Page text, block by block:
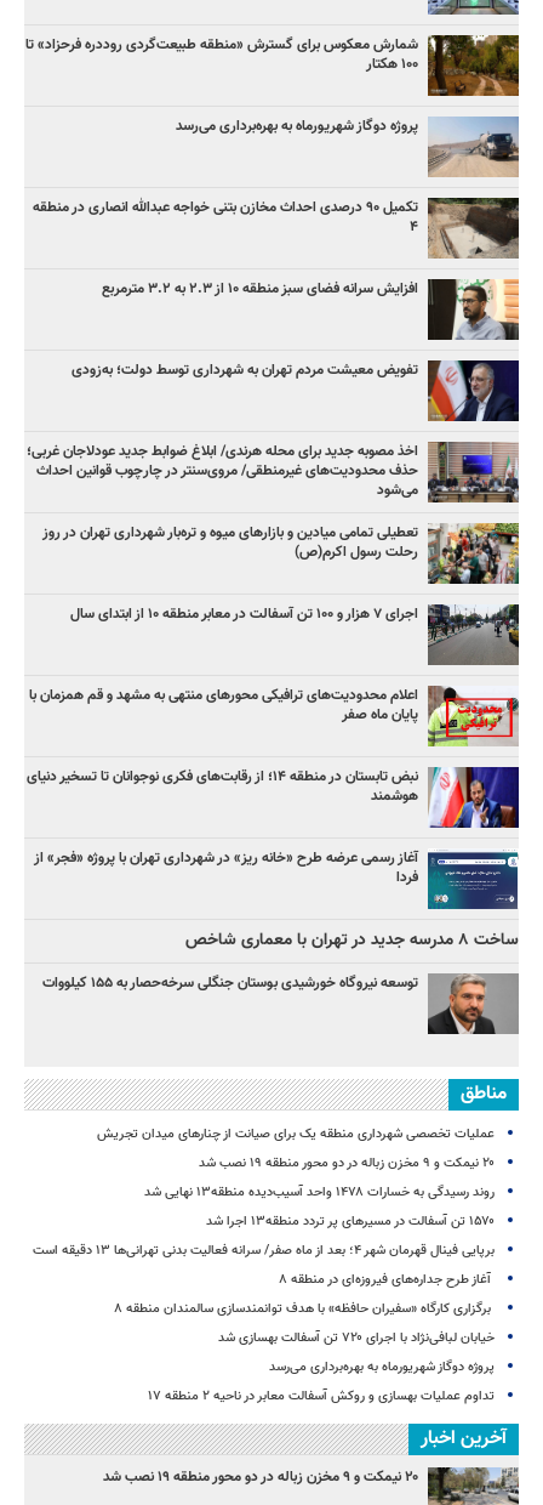
شمارش معکوس برای گسترش «منطقه طبیعت‌گردی روددره فرحزاد» تا
۱۰۰ هکتار
پروژه دوگاز شهریورماه به بهره‌برداری می‌رسد
تکمیل ۹۰ درصدی احداث مخازن بتنی خواجه عبدالله انصاری در منطقه
۴
افزایش سرانه فضای سبز منطقه ۱۰ از ۲.۳ به ۳.۲ مترمربع
تفویض معیشت مردم تهران به شهرداری توسط دولت؛ به‌زودی
اخذ مصوبه جدید برای محله هرندی/ ابلاغ ضوابط جدید عودلاجان غربی؛
حذف محدودیت‌های غیرمنطقی/ مروی‌سنتر در چارچوب قوانین احداث
می‌شود
تعطیلی تمامی میادین و بازارهای میوه و تره‌بار شهرداری تهران در روز
رحلت رسول اکرم(ص)
اجرای ۷ هزار و ۱۰۰ تن آسفالت در معابر منطقه ۱۰ از ابتدای سال
اعلام محدودیت‌های ترافیکی محورهای منتهی به مشهد و قم همزمان با
پایان ماه صفر
نبض تابستان در منطقه ۱۴؛ از رقابت‌های فکری نوجوانان تا تسخیر دنیای
هوشمند
آغاز رسمی عرضه طرح «خانه ریز» در شهرداری تهران با پروژه «فجر» از
فردا
ساخت ۸ مدرسه جدید در تهران با معماری شاخص
توسعه نیروگاه خورشیدی بوستان جنگلی سرخه‌حصار به ۱۵۵ کیلووات
مناطق
عملیات تخصصی شهرداری منطقه یک برای صیانت از چنارهای میدان تجریش
۲۰ نیمکت و ۹ مخزن زباله در دو محور منطقه ۱۹ نصب شد
روند رسیدگی به خسارات ۱۴۷۸ واحد آسیب‌دیده منطقه۱۳ نهایی شد
۱۵۷۰ تن آسفالت در مسیرهای پر تردد منطقه۱۳ اجرا شد
برپایی فینال قهرمان شهر ۴؛ بعد از ماه صفر/ سرانه فعالیت بدنی تهرانی‌ها ۱۳ دقیقه است
آغاز طرح جداره‌های فیروزه‌ای در منطقه ۸
برگزاری کارگاه «سفیران حافظه» با هدف توانمندسازی سالمندان منطقه ۸
خیابان لبافی‌نژاد با اجرای ۷۲۰ تن آسفالت بهسازی شد
پروژه دوگاز شهریورماه به بهره‌برداری می‌رسد
تداوم عملیات بهسازی و روکش آسفالت معابر در ناحیه ۲ منطقه ۱۷
آخرین اخبار
۲۰ نیمکت و ۹ مخزن زباله در دو محور منطقه ۱۹ نصب شد